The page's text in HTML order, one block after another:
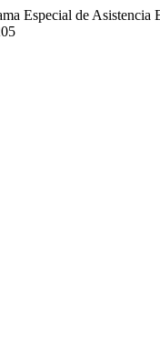
Especial de